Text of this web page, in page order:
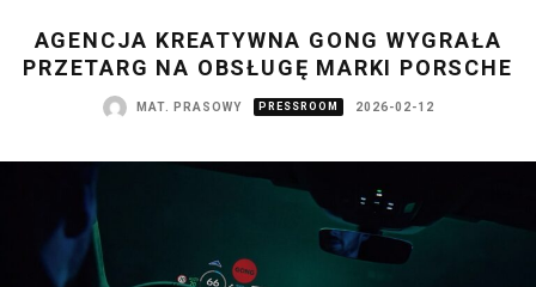
AGENCJA KREATYWNA GONG WYGRAŁA
PRZETARG NA OBSŁUGĘ MARKI PORSCHE
MAT. PRASOWY PRESSROOM 2026-02-12